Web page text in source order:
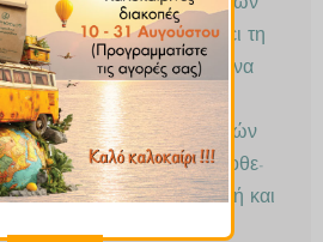
στη δημιουργία καρκίνων
των ωοθηκών) και έχει τη
τους όγκους και να
χημειοθεραπευτικών
εναντίον αυτών
Σε αντίθεση με τα χημειοθε­
η ουσίαIPPδεν είναι τοξική και
μαζί με αυτά για να